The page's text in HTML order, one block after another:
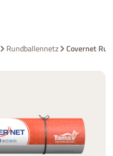
Rundballennetz Covernet